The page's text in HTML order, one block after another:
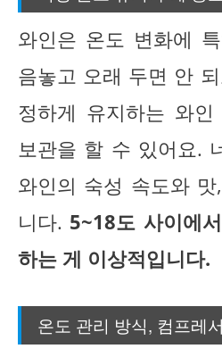
와인은 온도 변화에
음놓고 오래 두면 안
정하게 유지하는 와
보관을 할 수 있어요.
와인의 숙성 속도와
니다. 5~18도 사이에
하는 게 이상적입니다.
온도 관리 방식, 컴프레